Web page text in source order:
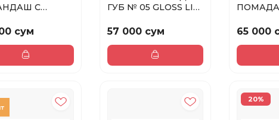
С
...
сум
ГУБ № 05 GLOSS LIP
57 000 сум 65 000
20%